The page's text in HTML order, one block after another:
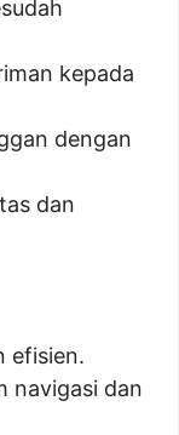
kepada
dengan
dan
efisien.
navigasi dan